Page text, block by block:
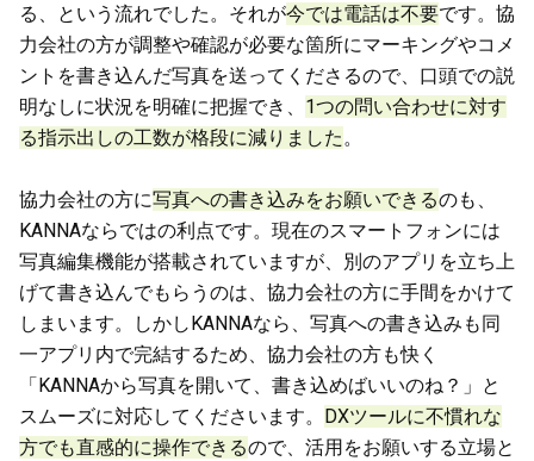
る、という流れでした。それが今では電話は不要です。協
力会社の方が調整や確認が必要な箇所にマーキングやコメ
ントを書き込んだ写真を送ってくださるので、口頭での説
明なしに状況を明確に把握でき、 1つの問い合わせに対す
る指示出しの工数が格段に減りました。
協力会社の方に写真への書き込みをお願いできるのも、
KANNAならではの利点です。現在のスマートフォンには
写真編集機能が搭載されていますが、別のアプリを立ち上
げて書き込んでもらうのは、協力会社の方に手間をかけて
しまいます。しかしKANNAなら、写真への書き込みも同
一アプリ内で完結するため、協力会社の方も快く
「KANNAから写真を開いて、書き込めばいいのね？」と
スムーズに対応してくださいます。
DXツールに不慣れな
方でも直感的に操作できるので、活用をお願いする立場と